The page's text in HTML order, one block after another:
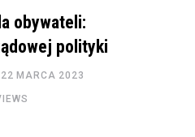
obywateli:
polityki
22 MARCA 2023